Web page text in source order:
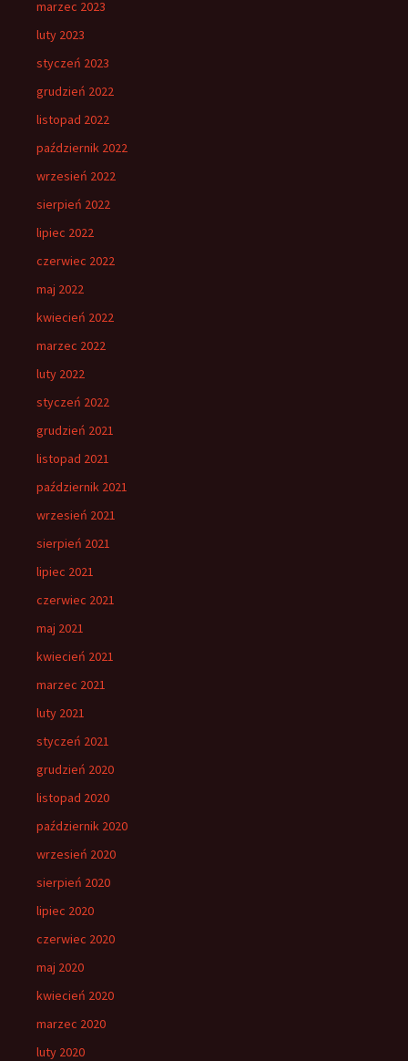
marzec 2023
luty 2023
styczeń 2023
grudzień 2022
listopad 2022
październik 2022
wrzesień 2022
sierpień 2022
lipiec 2022
czerwiec 2022
maj 2022
kwiecień 2022
marzec 2022
luty 2022
styczeń 2022
grudzień 2021
listopad 2021
październik 2021
wrzesień 2021
sierpień 2021
lipiec 2021
czerwiec 2021
maj 2021
kwiecień 2021
marzec 2021
luty 2021
styczeń 2021
grudzień 2020
listopad 2020
październik 2020
wrzesień 2020
sierpień 2020
lipiec 2020
czerwiec 2020
maj 2020
kwiecień 2020
marzec 2020
luty 2020